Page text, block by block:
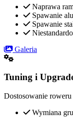
Naprawa
Spawanie
Spawanie
Galeria
Tuning i
Dostosowanie
Wymiana